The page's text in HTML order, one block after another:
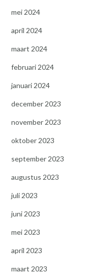
mei 2024
april 2024
maart 2024
februari 2024
januari 2024
december 2023
november 2023
oktober 2023
september 2023
augustus 2023
juli 2023
juni 2023
mei 2023
april 2023
maart 2023